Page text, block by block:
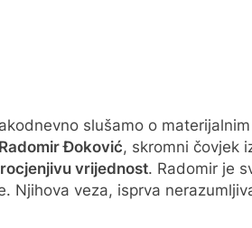
slušamo o
Radomir Đoković, skromni čovjek
vrijednost. Radomir je
Njihova veza, isprva